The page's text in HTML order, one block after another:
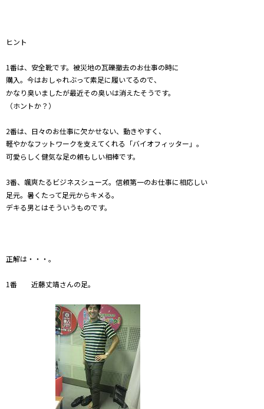
ヒント
1番は、安全靴です。被災地の瓦礫撤去のお仕事の時に
購入。今はおしゃれぶって素足に履いてるので、
かなり臭いましたが最近その臭いは消えたそうです。
（ホントか？）
2番は、日々のお仕事に欠かせない、動きやすく、
軽やかなフットワークを支えてくれる「バイオフィッター」。
可愛らしく健気な足の頼もしい相棒です。
3番、颯爽たるビジネスシューズ。信頼第一のお仕事に相応しい
足元。暑くたって足元からキメる。
デキる男とはそういうものです。
正解は・・・。
1番 近藤丈靖さんの足。